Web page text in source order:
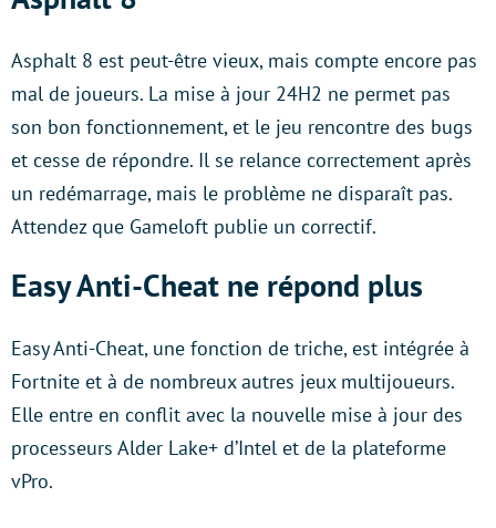
Asphalt 8 est peut-être vieux, mais compte encore pas
mal de joueurs. La mise à jour 24H2 ne permet pas
son bon fonctionnement, et le jeu rencontre des bugs
et cesse de répondre. Il se relance correctement après
un redémarrage, mais le problème ne disparaît pas.
Attendez que Gameloft publie un correctif.
Easy Anti-Cheat ne répond plus
Easy Anti-Cheat, une fonction de triche, est intégrée à
Fortnite et à de nombreux autres jeux multijoueurs.
Elle entre en conflit avec la nouvelle mise à jour des
processeurs Alder Lake+ d’Intel et de la plateforme
vPro.